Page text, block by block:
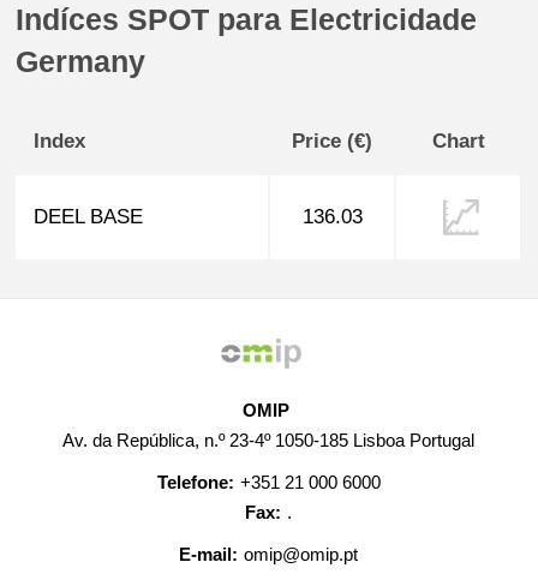
Indíces SPOT para Electricidade
Germany
Index Price (€) Chart
DEEL BASE 136.03
OMIP
Av. da República, n.º 23-4º 1050-185 Lisboa Portugal
Telefone: +351 21 000 6000
Fax: .
E-mail: omip@omip.pt